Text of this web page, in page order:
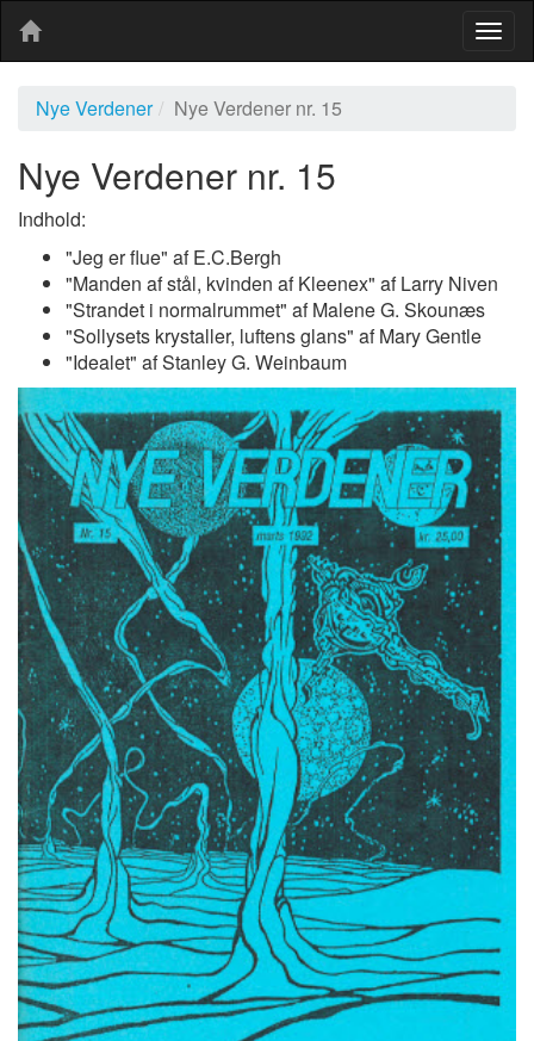
Nye Verdener
Nye Verdener nr. 15
Nye Verdener nr. 15
Indhold:
"Jeg er flue" af E.C.Bergh
"Manden af stål, kvinden af Kleenex" af Larry Niven
"Strandet i normalrummet" af Malene G. Skounæs
"Sollysets krystaller, luftens glans" af Mary Gentle
"Idealet" af Stanley G. Weinbaum